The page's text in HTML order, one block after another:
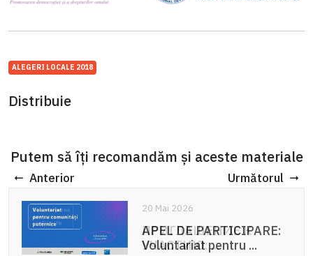
ALEGERI LOCALE 2018
Distribuie
Putem să îți recomandăm și aceste materiale
Anterior Următorul
20 Mai 2026
APEL DE PARTICIPARE:
Voluntariat pentru ...